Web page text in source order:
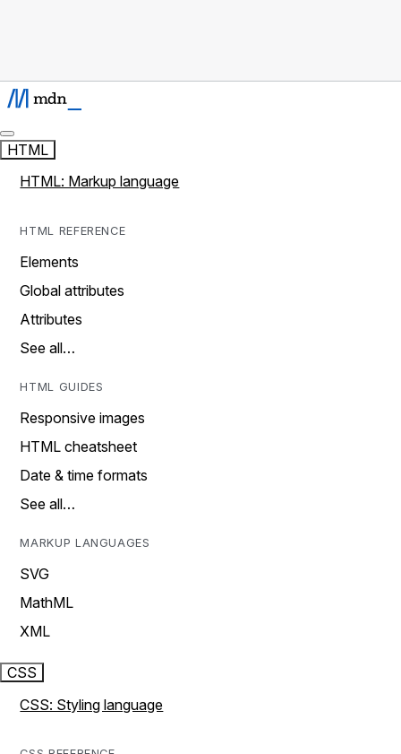
HTML
HTML: Markup language
HTML REFERENCE
Elements
Global attributes
Attributes
See all…
HTML GUIDES
Responsive images
HTML cheatsheet
Date & time formats
See all…
MARKUP LANGUAGES
SVG
MathML
XML
CSS
CSS: Styling language